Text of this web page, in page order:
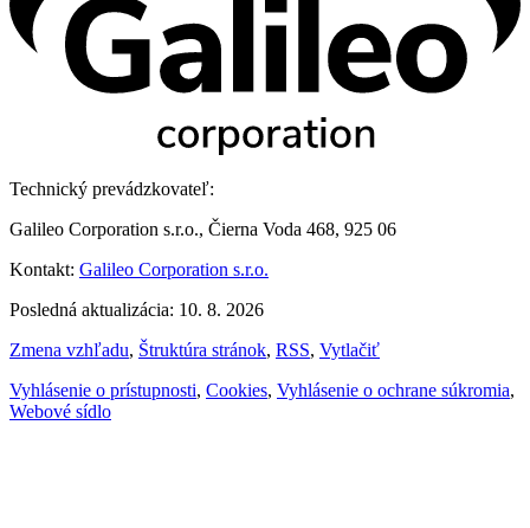
Technický prevádzkovateľ:
Galileo Corporation s.r.o., Čierna Voda 468, 925 06
Kontakt: Galileo Corporation s.r.o.
Posledná aktualizácia: 10. 8. 2026
Zmena vzhľadu, Štruktúra stránok, RSS, Vytlačiť
Vyhlásenie o prístupnosti, Cookies, Vyhlásenie o ochrane súkromia,
Webové sídlo